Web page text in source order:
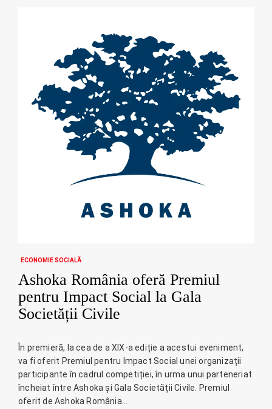
ECONOMIE SOCIALĂ
Ashoka România oferă Premiul
pentru Impact Social la Gala
Societății Civile
În premieră, la cea de a XIX-a ediție a acestui eveniment,
va fi oferit Premiul pentru Impact Social unei organizații
participante în cadrul competiției, în urma unui parteneriat
încheiat între Ashoka și Gala Societății Civile. Premiul
oferit de Ashoka România…